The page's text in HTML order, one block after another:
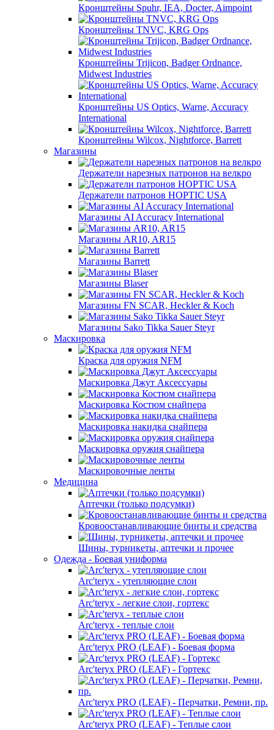
Кронштейны Spuhr, IEA, Docter, Aimpoint
Кронштейны TNVC, KRG Ops
Кронштейны Trijicon, Badger Ordnance,
Midwest Industries
Кронштейны US Optics, Warne, Accuracy
International
Кронштейны Wilcox, Nightforce, Barrett
Магазины
Держатели нарезных патронов на велкро
Держатели патронов HOPTIC USA
Магазины AI Accuracy International
Магазины AR10, AR15
Магазины Barrett
Магазины Blaser
Магазины FN SCAR, Heckler & Koch
Магазины Sako Tikka Sauer Steyr
Маскировка
Краска для оружия NFM
Маскировка Джут Аксессуары
Маскировка Костюм снайпера
Маскировка накидка снайпера
Маскировка оружия снайпера
Маскировочные ленты
Медицина
Аптечки (только подсумки)
Кровоостанавливающие бинты и средства
Шины, турникеты, аптечки и прочее
Одежда - Боевая униформа
Arc'teryx - утепляющие слои
Arc'teryx - легкие слои, гортекс
Arc'teryx - теплые слои
Arc'teryx PRO (LEAF) - Боевая форма
Arc'teryx PRO (LEAF) - Гортекс
Arc'teryx PRO (LEAF) - Перчатки, Ремни, пр.
Arc'teryx PRO (LEAF) - Теплые слои